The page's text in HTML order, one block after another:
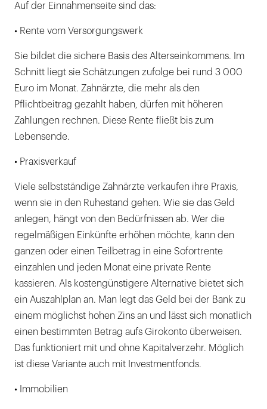
Auf der Einnahmenseite sind das:
• Rente vom Versorgungswerk
Sie bildet die sichere Basis des Alterseinkommens. Im
Schnitt liegt sie Schätzungen zufolge bei rund 3 000
Euro im Monat. Zahnärzte, die mehr als den
Pflichtbeitrag gezahlt haben, dürfen mit höheren
Zahlungen rechnen. Diese Rente fließt bis zum
Lebensende.
• Praxisverkauf
Viele selbstständige Zahnärzte verkaufen ihre Praxis,
wenn sie in den Ruhestand gehen. Wie sie das Geld
anlegen, hängt von den Bedürfnissen ab. Wer die
regelmäßigen Einkünfte erhöhen möchte, kann den
ganzen oder einen Teilbetrag in eine Sofortrente
einzahlen und jeden Monat eine private Rente
kassieren. Als kostengünstigere Alternative bietet sich
ein Auszahlplan an. Man legt das Geld bei der Bank zu
einem möglichst hohen Zins an und lässt sich monatlich
einen bestimmten Betrag aufs Girokonto überweisen.
Das funktioniert mit und ohne Kapitalverzehr. Möglich
ist diese Variante auch mit Investmentfonds.
• Immobilien